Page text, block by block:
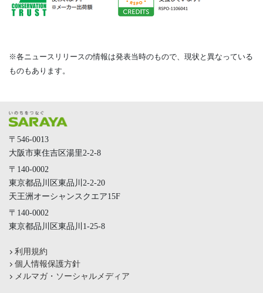
※各ニュースリリースの情報は発表当時のもので、現状と異なっている
ものもあります。
〒546-0013
大阪市東住吉区湯里2-2-8
〒140-0002
東京都品川区東品川2-2-20
天王洲オーシャンスクエア15F
〒140-0002
東京都品川区東品川1-25-8
利用規約
個人情報保護方針
メルマガ・ソーシャルメディア